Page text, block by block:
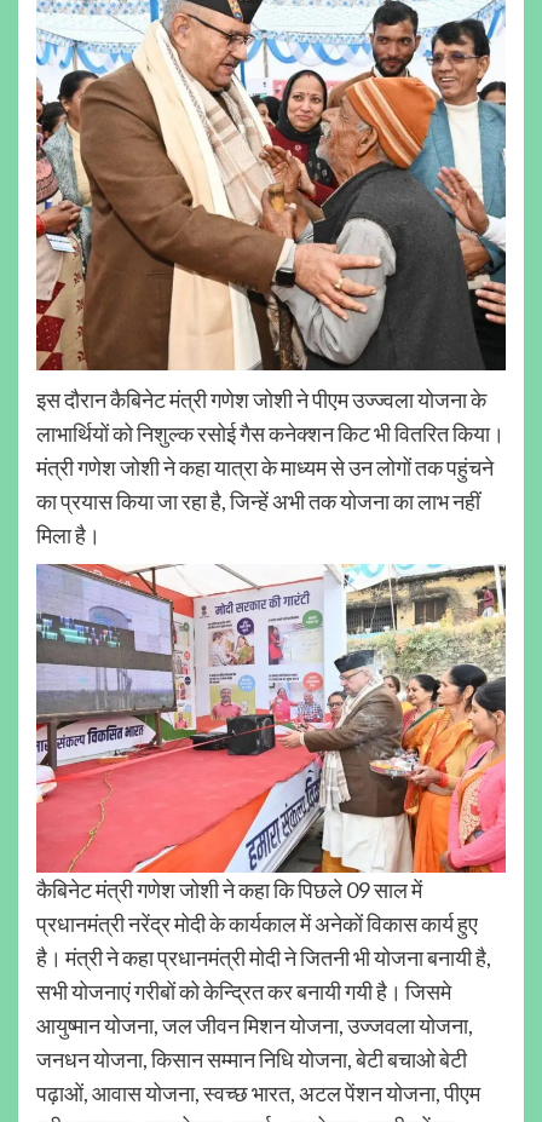
इस दौरान कैबिनेट मंत्री गणेश जोशी ने पीएम उज्ज्वला योजना के
लाभार्थियों को निशुल्क रसोई गैस कनेक्शन किट भी वितरित किया।
मंत्री गणेश जोशी ने कहा यात्रा के माध्यम से उन लोगों तक पहुंचने
का प्रयास किया जा रहा है, जिन्हें अभी तक योजना का लाभ नहीं
मिला है।
कैबिनेट मंत्री गणेश जोशी ने कहा कि पिछले 09 साल में
प्रधानमंत्री नरेंद्र मोदी के कार्यकाल में अनेकों विकास कार्य हुए
है। मंत्री ने कहा प्रधानमंत्री मोदी ने जितनी भी योजना बनायी है,
सभी योजनाएं गरीबों को केन्द्रित कर बनायी गयी है। जिसमे
आयुष्मान योजना, जल जीवन मिशन योजना, उज्जवला योजना,
जनधन योजना, किसान सम्मान निधि योजना, बेटी बचाओ बेटी
पढ़ाओं, आवास योजना, स्वच्छ भारत, अटल पेंशन योजना, पीएम